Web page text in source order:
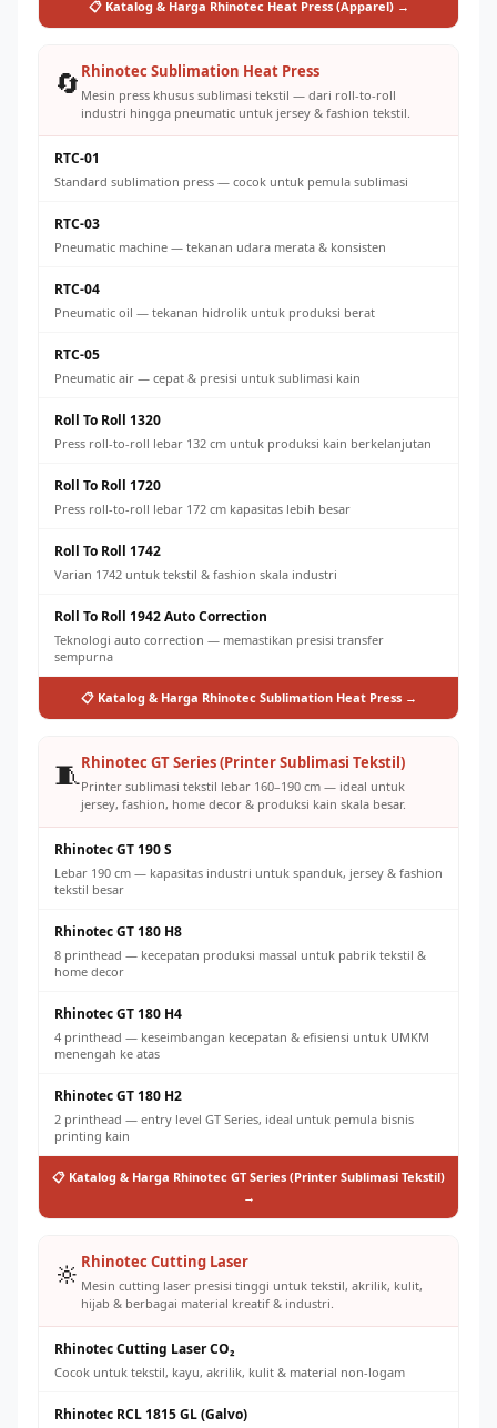
📋 Katalog & Harga Rhinotec Heat Press (Apparel) →
🔄 Rhinotec Sublimation Heat Press
Mesin press khusus sublimasi tekstil — dari roll-to-roll
industri hingga pneumatic untuk jersey & fashion tekstil.
RTC-01
Standard sublimation press — cocok untuk pemula sublimasi
RTC-03
Pneumatic machine — tekanan udara merata & konsisten
RTC-04
Pneumatic oil — tekanan hidrolik untuk produksi berat
RTC-05
Pneumatic air — cepat & presisi untuk sublimasi kain
Roll To Roll 1320
Press roll-to-roll lebar 132 cm untuk produksi kain berkelanjutan
Roll To Roll 1720
Press roll-to-roll lebar 172 cm kapasitas lebih besar
Roll To Roll 1742
Varian 1742 untuk tekstil & fashion skala industri
Roll To Roll 1942 Auto Correction
Teknologi auto correction — memastikan presisi transfer
sempurna
📋 Katalog & Harga Rhinotec Sublimation Heat Press →
🧵Rhinotec GT Series (Printer Sublimasi Tekstil)
Printer sublimasi tekstil lebar 160–190 cm — ideal untuk
jersey, fashion, home decor & produksi kain skala besar.
Rhinotec GT 190 S
Lebar 190 cm — kapasitas industri untuk spanduk, jersey & fashion
tekstil besar
Rhinotec GT 180 H8
8 printhead — kecepatan produksi massal untuk pabrik tekstil &
home decor
Rhinotec GT 180 H4
4 printhead — keseimbangan kecepatan & efisiensi untuk UMKM
menengah ke atas
Rhinotec GT 180 H2
2 printhead — entry level GT Series, ideal untuk pemula bisnis
printing kain
📋 Katalog & Harga Rhinotec GT Series (Printer Sublimasi Tekstil)
→
🔆 Rhinotec Cutting Laser
Mesin cutting laser presisi tinggi untuk tekstil, akrilik, kulit,
hijab & berbagai material kreatif & industri.
Rhinotec Cutting Laser CO₂
Cocok untuk tekstil, kayu, akrilik, kulit & material non-logam
Rhinotec RCL 1815 GL (Galvo)